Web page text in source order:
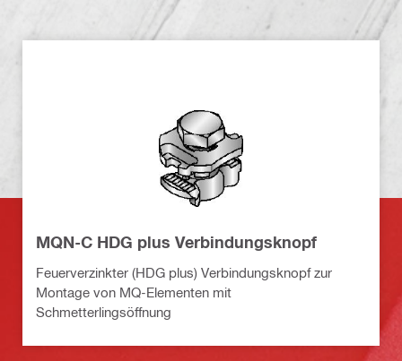
MQN-C HDG plus Verbindungsknopf
Feuerverzinkter (HDG plus) Verbindungsknopf zur
Montage von MQ-Elementen mit
Schmetterlingsöffnung